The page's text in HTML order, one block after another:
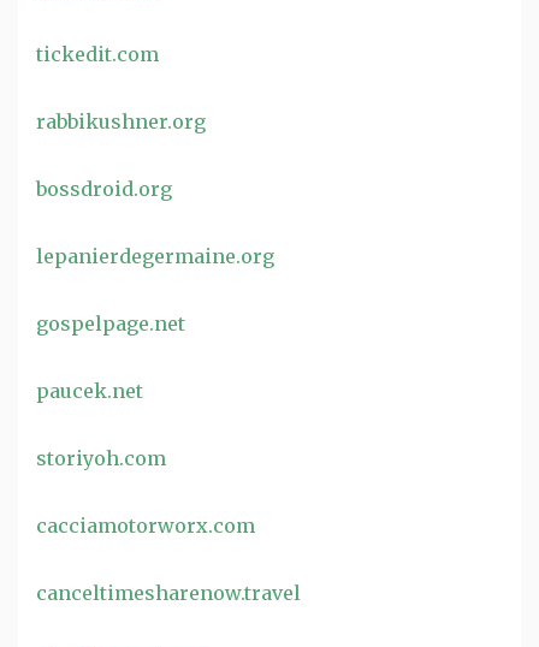
tickedit.com
rabbikushner.org
bossdroid.org
lepanierdegermaine.org
gospelpage.net
paucek.net
storiyoh.com
cacciamotorworx.com
canceltimesharenow.travel